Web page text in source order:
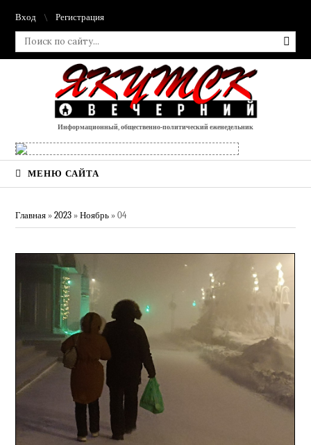
Вход Регистрация
Информационный, общественно-политический еженедельник
МЕНЮ САЙТА
Главная »2023 » Ноябрь » 04